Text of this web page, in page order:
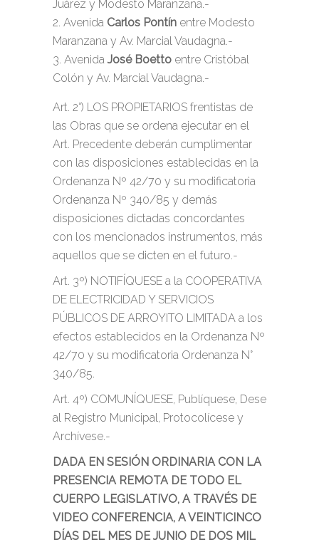
Juárez y Modesto Maranzana.-
Avenida Carlos Pontín entre Modesto
Maranzana y Av. Marcial Vaudagna.-
Avenida José Boetto entre Cristóbal
Colón y Av. Marcial Vaudagna.-
Art. 2°) LOS PROPIETARIOS frentistas de
las Obras que se ordena ejecutar en el
Art. Precedente deberán cumplimentar
con las disposiciones establecidas en la
Ordenanza Nº 42/70 y su modificatoria
Ordenanza Nº 340/85 y demás
disposiciones dictadas concordantes
con los mencionados instrumentos, más
aquellos que se dicten en el futuro.-
Art. 3º) NOTIFÍQUESE a la COOPERATIVA
DE ELECTRICIDAD Y SERVICIOS
PÚBLICOS DE ARROYITO LIMITADA a los
efectos establecidos en la Ordenanza Nº
42/70 y su modificatoria Ordenanza N°
340/85.
Art. 4º) COMUNÍQUESE, Publíquese, Dese
al Registro Municipal, Protocolícese y
Archívese.-
DADA EN SESIÓN ORDINARIA CON LA
PRESENCIA REMOTA DE TODO EL
CUERPO LEGISLATIVO, A TRAVÉS DE
VIDEO CONFERENCIA, A VEINTICINCO
DÍAS DEL MES DE JUNIO DE DOS MIL